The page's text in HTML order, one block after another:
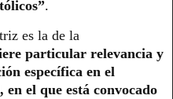
.
es la de la
particular relevancia y
específica en el
el que está convocado